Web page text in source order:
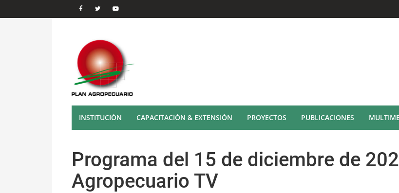
INSTITUCIÓN CAPACITACIÓN & EXTENSIÓN PROYECTOS PUBLICACIONES
Programa del 15 de diciembre de
Agropecuario TV